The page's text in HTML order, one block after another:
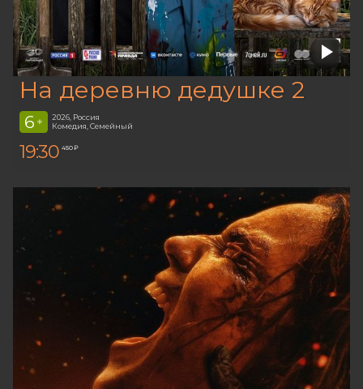
На деревню дедушке 2
6 +
2026, Россия
Комедия, Семейный
19:30 450 ₽